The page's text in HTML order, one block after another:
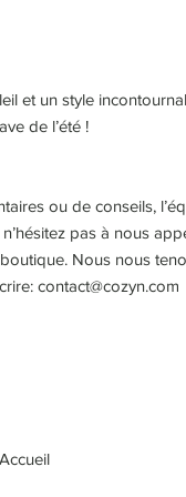
et un style
de l’été !
ou de conseils,
pas à nous
Nous nous
contact@cozyn.com
Accueil